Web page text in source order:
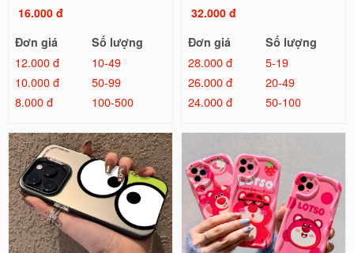
16.000 đ
Đơn giá
Số lượng
12.000 đ
10-49
10.000 đ
50-99
8.000 đ
100-500
32.000 đ
Đơn giá
Số lượng
28.000 đ
5-19
26.000 đ
20-49
24.000 đ
50-100